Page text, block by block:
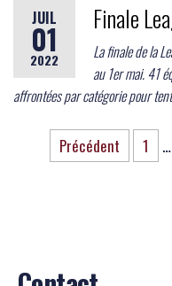
JUIL
01
2022
Finale
La finale de la
au 1er mai. 41
affrontées par catégorie pour
Précédent 1 …